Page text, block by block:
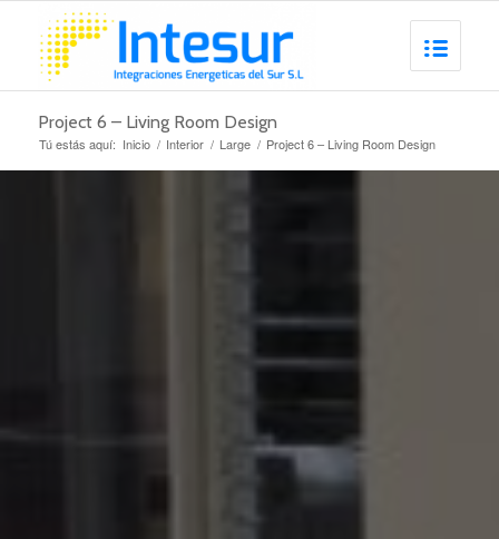
Project 6 – Living Room Design
Tú estás aquí: Inicio / Interior / Large / Project 6 – Living Room Design